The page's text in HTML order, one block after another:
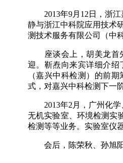
2013年9月12日，浙江
静与浙江中科院应用技术
测技术服务有限公司（中
座谈会上，胡美龙首先
迎。靳焘向来宾详细介绍
（嘉兴中科检测）的前
式，对嘉兴中科检测下一
2013年2月，广州化学
无机实验室、环境检测实
检测等等业务。实验室仪
会后，陈荣秋、孙旭阳